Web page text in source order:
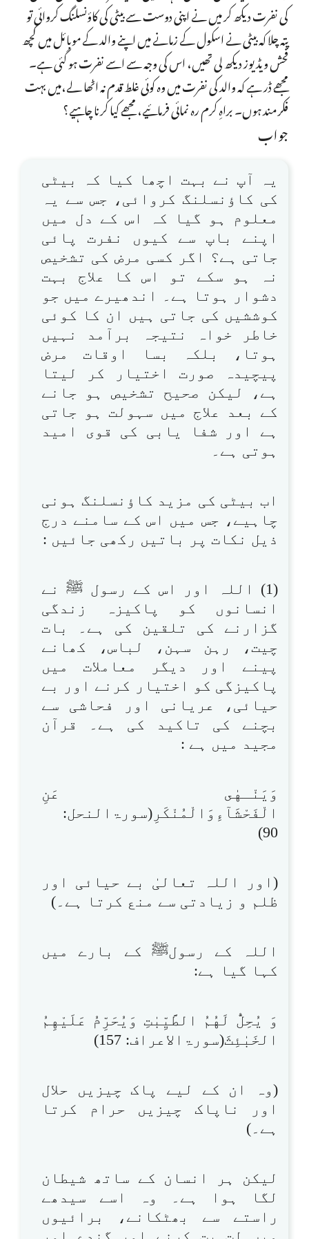
کی نفرت دیکھ کر میں نے اپنی دوست سے بیٹی کی کاؤنسلنگ کروائی تو
پتہ چلا کہ بیٹی نے اسکول کے زمانے میں اپنے والد کے موبائل میں کچھ
فحش ویڈیوز دیکھ لی تھیں، اس کی وجہ سے اسے نفرت ہو گئی ہے۔
مجھے ڈر ہے کہ والد کی نفرت میں وہ کوئی غلط قدم نہ اٹھا لے،میں بہت
فکر مند ہوں۔ براہِ کرم رہ نمائی فرمائیے، مجھے کیا کرنا چاہیے؟
جواب
یہ آپ نے بہت اچھا کیا کہ بیٹی
کی کاؤنسلنگ کروائی، جس سے یہ
معلوم ہو گیا کہ اس کے دل میں
اپنے باپ سے کیوں نفرت پائی
جاتی ہے؟ اگر کسی مرض کی تشخیص
نہ ہو سکے تو اس کا علاج بہت
دشوار ہوتا ہے۔ اندھیرے میں جو
کوششیں کی جاتی ہیں ان کا کوئی
خاطر خواہ نتیجہ برآمد نہیں
ہوتا، بلکہ بسا اوقات مرض
پیچیدہ صورت اختیار کر لیتا
ہے، لیکن صحیح تشخیص ہو جانے
کے بعد علاج میں سہولت ہو جاتی
ہے اور شفا یابی کی قوی امید
ہوتی ہے۔
اب بیٹی کی مزید کاؤنسلنگ ہونی
چاہیے، جس میں اس کے سامنے درج
ذیل نکات پر باتیں رکھی جائیں :
(1) اللہ اور اس کے رسول ﷺ نے
انسانوں کو پاکیزہ زندگی
گزارنے کی تلقین کی ہے۔ بات
چیت، رہن سہن، لباس، کھانے
پینے اور دیگر معاملات میں
پاکیزگی کو اختیار کرنے اور بے
حیائی، عریانی اور فحاشی سے
بچنے کی تاکید کی ہے۔ قرآن
مجید میں ہے :
وَيَنْـهٰى عَنِ
الْفَحْشَآءِوَالْمُنْكَرِ(سورۃالنحل:
90)
(اور اللہ تعالیٰ بے حیائی اور
ظلم و زیادتی سے منع کرتا ہے۔)
اللہ کے رسولﷺ کے بارے میں
کہا گیا ہے:
وَ يُحِلُّ لَهُمُ الطَّيِّبٰتِ وَيُحَرِّمُ عَلَيْهِمُ
الخَبٰئِثَ(سورۃالاعراف: 157)
(وہ ان کے لیے پاک چیزیں حلال
اور ناپاک چیزیں حرام کرتا
ہے۔)
لیکن ہر انسان کے ساتھ شیطان
لگا ہوا ہے۔ وہ اسے سیدھے
راستے سے بھٹکانے، برائیوں